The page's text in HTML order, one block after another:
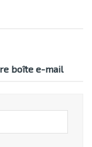
boîte e-mail